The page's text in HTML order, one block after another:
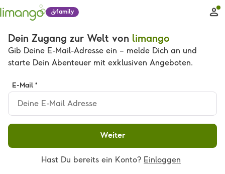
family
Dein Zugang zur Welt von limango
Gib Deine E-Mail-Adresse ein – melde Dich an und
starte Dein Abenteuer mit exklusiven Angeboten.
E-Mail *
Weiter
Hast Du bereits ein Konto? Einloggen